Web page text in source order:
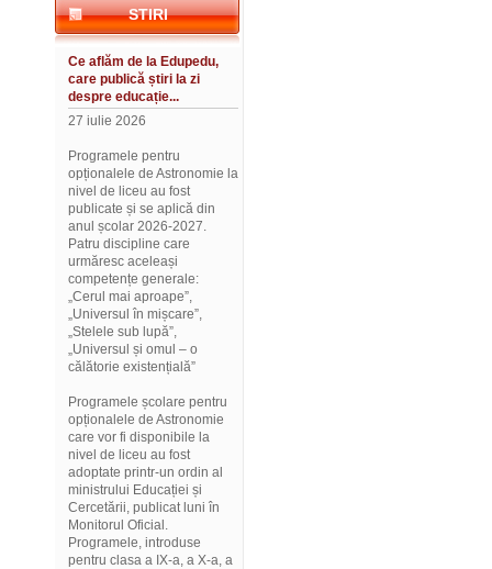
STIRI
Ce aflăm de la Edupedu,
care publică știri la zi
despre educație...
27 iulie 2026
Programele pentru
opționalele de Astronomie la
nivel de liceu au fost
publicate și se aplică din
anul școlar 2026-2027.
Patru discipline care
urmăresc aceleași
competențe generale:
„Cerul mai aproape”,
„Universul în mișcare”,
„Stelele sub lupă”,
„Universul și omul – o
călătorie existențială”
Programele școlare pentru
opționalele de Astronomie
care vor fi disponibile la
nivel de liceu au fost
adoptate printr-un ordin al
ministrului Educației și
Cercetării, publicat luni în
Monitorul Oficial.
Programele, introduse
pentru clasa a IX-a, a X-a, a